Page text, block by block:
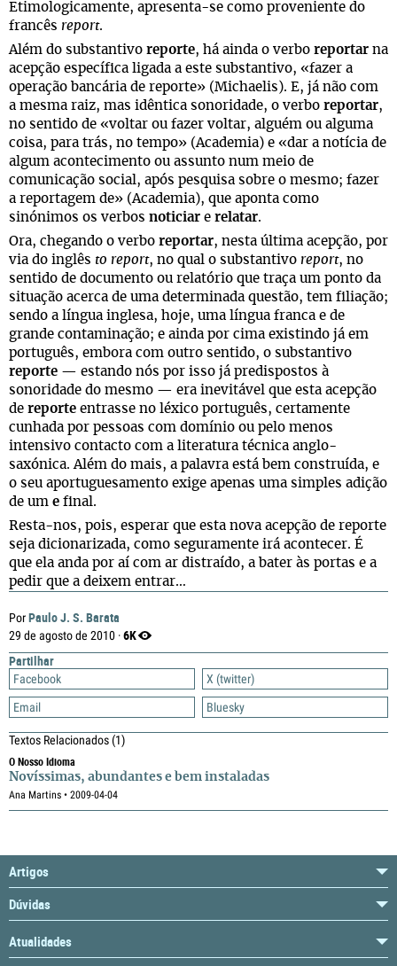
PorPaulo J. S. Barata
29 de agosto de 2010 ·6K
Partilhar
Facebook
X (twitter)
Email
Bluesky
Textos Relacionados(1)
O Nosso Idioma
Novíssimas, abundantes e bem instaladas
Ana Martins • 2009-04-04
Etimologicamente, apresenta-se como proveniente do
francês report.
Além do substantivo reporte, há ainda o verbo reportar na
acepção específica ligada a este substantivo, «fazer a
operação bancária de reporte» (Michaelis). E, já não com
a mesma raiz, mas idêntica sonoridade, o verbo reportar,
no sentido de «voltar ou fazer voltar, alguém ou alguma
coisa, para trás, no tempo» (Academia) e «dar a notícia de
algum acontecimento ou assunto num meio de
comunicação social, após pesquisa sobre o mesmo; fazer
a reportagem de» (Academia), que aponta como
sinónimos os verbos noticiar e relatar.
Ora, chegando o verbo reportar, nesta última acepção, por
via do inglês to report, no qual o substantivo report, no
sentido de documento ou relatório que traça um ponto da
situação acerca de uma determinada questão, tem filiação;
sendo a língua inglesa, hoje, uma língua franca e de
grande contaminação; e ainda por cima existindo já em
português, embora com outro sentido, o substantivo
reporte — estando nós por isso já predispostos à
sonoridade do mesmo — era inevitável que esta acepção
de reporte entrasse no léxico português, certamente
cunhada por pessoas com domínio ou pelo menos
intensivo contacto com a literatura técnica anglo-
saxónica. Além do mais, a palavra está bem construída, e
o seu aportuguesamento exige apenas uma simples adição
de um e final.
Resta-nos, pois, esperar que esta nova acepção de reporte
seja dicionarizada, como seguramente irá acontecer. É
que ela anda por aí com ar distraído, a bater às portas e a
pedir que a deixem entrar…
Artigos
Dúvidas
Atualidades